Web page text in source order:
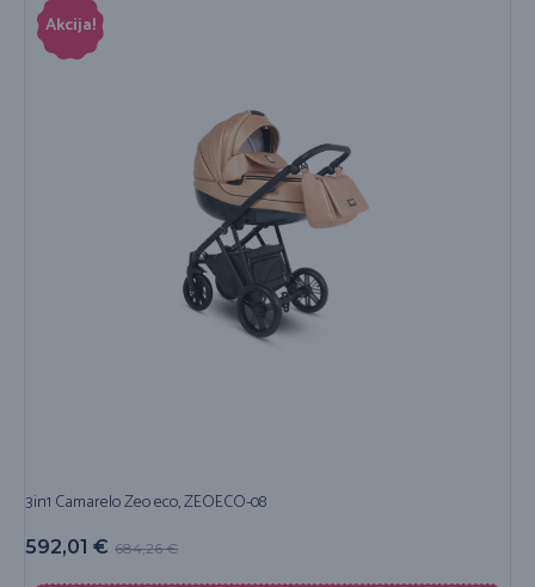
Akcija!
3in1 Camarelo Zeo eco, ZEOECO-08
684,26€
592,01 €